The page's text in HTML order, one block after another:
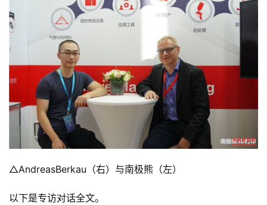
△AndreasBerkau（右）与南极熊（左）
以下是专访对话全文。